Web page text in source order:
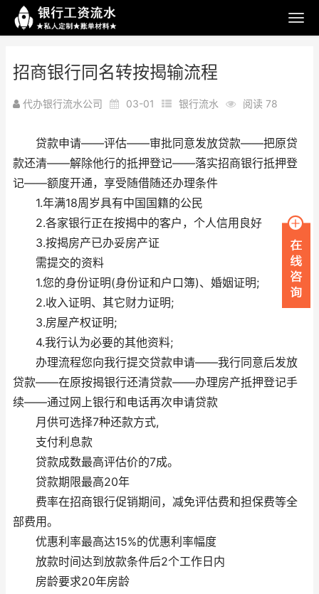
招商银行同名转按揭输流程
代办银行流水公司 03-01 银行流水 阅读 78
贷款申请——评估——审批同意发放贷款——把原贷
款还清——解除他行的抵押登记——落实招商银行抵押登
记——额度开通，享受随借随还办理条件
1.年满18周岁具有中国国籍的公民
2.各家银行正在按揭中的客户，个人信用良好
3.按揭房产已办妥房产证
需提交的资料
1.您的身份证明(身份证和户口簿)、婚姻证明;
2.收入证明、其它财力证明;
3.房屋产权证明;
4.我行认为必要的其他资料;
办理流程您向我行提交贷款申请——我行同意后发放
贷款——在原按揭银行还清贷款——办理房产抵押登记手
续——通过网上银行和电话再次申请贷款
月供可选择7种还款方式,
支付利息款
贷款成数最高评估价的7成。
贷款期限最高20年
费率在招商银行促销期间，减免评估费和担保费等全
部费用。
优惠利率最高达15%的优惠利率幅度
放款时间达到放款条件后2个工作日内
房龄要求20年房龄